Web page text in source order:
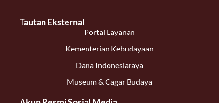
Tautan Eksternal
Portal Layanan
Kementerian Kebudayaan
Dana Indonesiaraya
Museum & Cagar Budaya